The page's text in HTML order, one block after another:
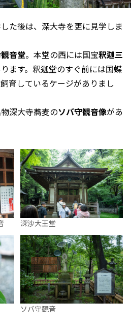
た後は、深大寺を更に見学しま
音堂。本堂の西には国宝釈迦三
ます。釈迦堂のすぐ前には国蝶
育しているケージがありまし
深大寺蕎麦のソバ守観音像があ
深沙大王堂
ソバ守観音